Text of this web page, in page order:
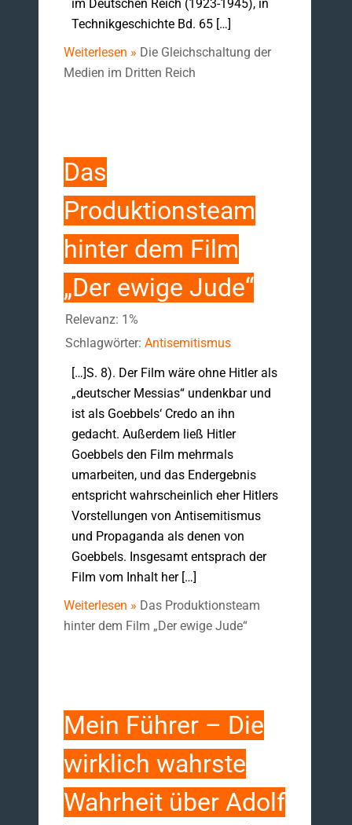
im Deutschen Reich (1923-1945), in
Technikgeschichte Bd. 65 […]
Weiterlesen » Die Gleichschaltung der
Medien im Dritten Reich
Das
Produktionsteam
hinter dem Film
„Der ewige Jude“
Relevanz: 1%
Schlagwörter: Antisemitismus
[…]S. 8). Der Film wäre ohne Hitler als
„deutscher Messias“ undenkbar und
ist als Goebbels‘ Credo an ihn
gedacht. Außerdem ließ Hitler
Goebbels den Film mehrmals
umarbeiten, und das Endergebnis
entspricht wahrscheinlich eher Hitlers
Vorstellungen von Antisemitismus
und Propaganda als denen von
Goebbels. Insgesamt entsprach der
Film vom Inhalt her […]
Weiterlesen » Das Produktionsteam
hinter dem Film „Der ewige Jude“
Mein Führer – Die
wirklich wahrste
Wahrheit über Adolf